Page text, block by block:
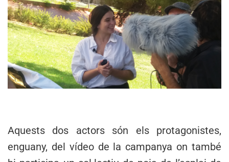
Aquests dos actors són els protagonistes,
enguany, del vídeo de la campanya on també